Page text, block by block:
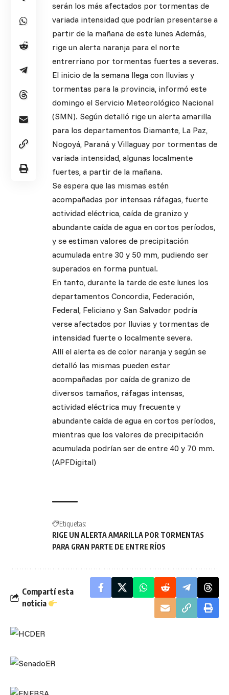
serán los más afectados por tormentas de
variada intensidad que podrían presentarse a
partir de la mañana de este lunes Además,
rige un alerta naranja para el norte
entrerriano por tormentas fuertes a severas.
El inicio de la semana llega con lluvias y
tormentas para la provincia, informó este
domingo el Servicio Meteorológico Nacional
(SMN). Según detalló rige un alerta amarilla
para los departamentos Diamante, La Paz,
Nogoyá, Paraná y Villaguay por tormentas de
variada intensidad, algunas localmente
fuertes, a partir de la mañana.
Se espera que las mismas estén
acompañadas por intensas ráfagas, fuerte
actividad eléctrica, caída de granizo y
abundante caída de agua en cortos períodos,
y se estiman valores de precipitación
acumulada entre 30 y 50 mm, pudiendo ser
superados en forma puntual.
En tanto, durante la tarde de este lunes los
departamentos Concordia, Federación,
Federal, Feliciano y San Salvador podría
verse afectados por lluvias y tormentas de
intensidad fuerte o localmente severa.
Allí el alerta es de color naranja y según se
detalló las mismas pueden estar
acompañadas por caída de granizo de
diversos tamaños, ráfagas intensas,
actividad eléctrica muy frecuente y
abundante caída de agua en cortos períodos,
mientras que los valores de precipitación
acumulada podrían ser de entre 40 y 70 mm.
(APFDigital)
Etiquetas:
RIGE UN ALERTA AMARILLA POR TORMENTAS
PARA GRAN PARTE DE ENTRE RÍOS
Compartí esta
noticia